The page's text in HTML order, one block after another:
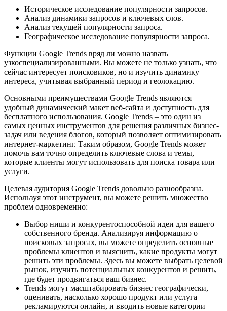
Историческое исследование популярности запросов.
Анализ динамики запросов и ключевых слов.
Анализ текущей популярности запроса.
Географическое исследование популярности запроса.
Функции Google Trends вряд ли можно назвать
узкоспециализированными. Вы можете не только узнать, что
сейчас интересует поисковиков, но и изучить динамику
интереса, учитывая выбранный период и геолокацию.
Основными преимуществами Google Trends являются
удобный динамический макет веб-сайта и доступность для
бесплатного использования. Google Trends – это один из
самых ценных инструментов для решения различных бизнес-
задач или ведения блогов, который позволяет оптимизировать
интернет-маркетинг. Таким образом, Google Trends может
помочь вам точно определить ключевые слова и темы,
которые клиенты могут использовать для поиска товара или
услуги.
Целевая аудитория Google Trends довольно разнообразна.
Используя этот инструмент, вы можете решить множество
проблем одновременно:
Выбор ниши и конкурентоспособной идеи для вашего
собственного бренда. Анализируя информацию о
поисковых запросах, вы можете определить основные
проблемы клиентов и выяснить, какие продукты могут
решить эти проблемы. Здесь вы можете выбрать целевой
рынок, изучить потенциальных конкурентов и решить,
где будет продвигаться ваш бизнес.
Trends могут масштабировать бизнес географически,
оценивать, насколько хорошо продукт или услуга
рекламируются онлайн, и вводить новые категории